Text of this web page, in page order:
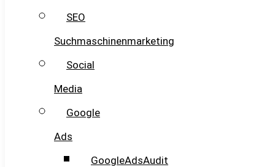
SEO
Suchmaschinenmarketing
Social
Media
Google
Ads
GoogleAdsAudit